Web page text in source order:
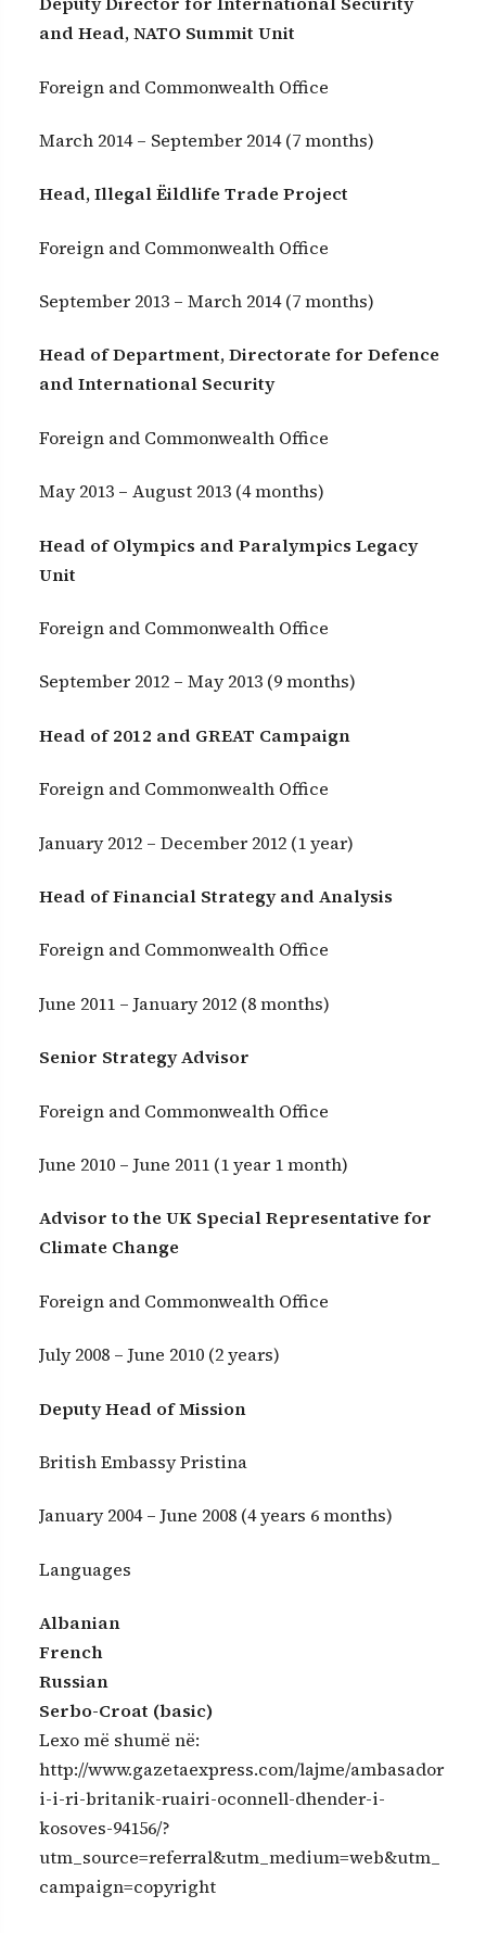
and Head, NATO Summit Unit
Foreign and Commonwealth Office
March 2014 – September 2014 (7 months)
Head, Illegal Ëildlife Trade Project
Foreign and Commonwealth Office
September 2013 – March 2014 (7 months)
Head of Department, Directorate for Defence
and International Security
Foreign and Commonwealth Office
May 2013 – August 2013 (4 months)
Head of Olympics and Paralympics Legacy
Unit
Foreign and Commonwealth Office
September 2012 – May 2013 (9 months)
Head of 2012 and GREAT Campaign
Foreign and Commonwealth Office
January 2012 – December 2012 (1 year)
Head of Financial Strategy and Analysis
Foreign and Commonwealth Office
June 2011 – January 2012 (8 months)
Senior Strategy Advisor
Foreign and Commonwealth Office
June 2010 – June 2011 (1 year 1 month)
Advisor to the UK Special Representative for
Climate Change
Foreign and Commonwealth Office
July 2008 – June 2010 (2 years)
Deputy Head of Mission
British Embassy Pristina
January 2004 – June 2008 (4 years 6 months)
Languages
Albanian
French
Russian
Serbo-Croat (basic)
Lexo më shumë në:
http://www.gazetaexpress.com/lajme/ambasador
i-i-ri-britanik-ruairi-oconnell-dhender-i-
kosoves-94156/?
utm_source=referral&utm_medium=web&utm_
campaign=copyright